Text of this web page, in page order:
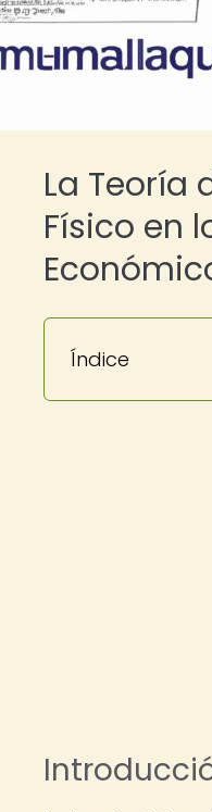
La Teoría
Físico en
Índice